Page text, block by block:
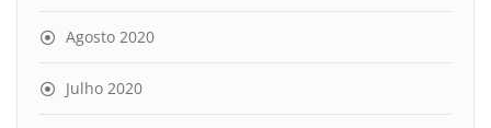
Agosto 2020
Julho 2020